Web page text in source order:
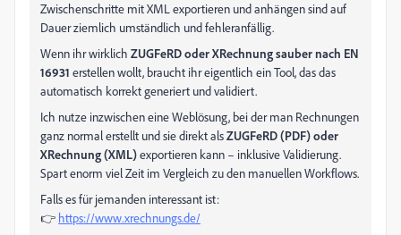
Zwischenschritte mit XML exportieren und anhängen sind auf
Dauer ziemlich umständlich und fehleranfällig.
Wenn ihr wirklich ZUGFeRD oder XRechnung sauber nach EN
16931 erstellen wollt, braucht ihr eigentlich ein Tool, das das
automatisch korrekt generiert und validiert.
Ich nutze inzwischen eine Weblösung, bei der man Rechnungen
ganz normal erstellt und sie direkt alsZUGFeRD (PDF) oder
XRechnung (XML)exportieren kann – inklusive Validierung.
Spart enorm viel Zeit im Vergleich zu den manuellen Workflows.
Falls es für jemanden interessant ist:
👉 https://www.xrechnungs.de/